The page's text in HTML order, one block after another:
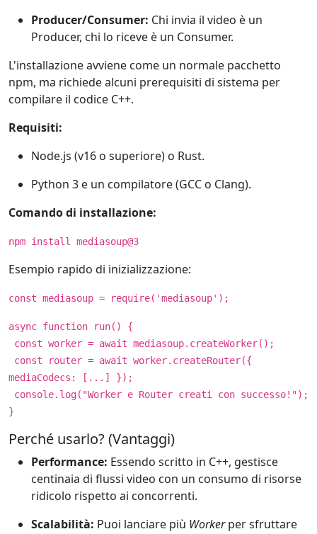
Producer/Consumer: Chi invia il video è un
Producer, chi lo riceve è un Consumer.
L'installazione avviene come un normale pacchetto
npm, ma richiede alcuni prerequisiti di sistema per
compilare il codice C++.
Requisiti:
Node.js (v16 o superiore) o Rust.
Python 3 e un compilatore (GCC o Clang).
Comando di installazione:
npm install mediasoup@3
Esempio rapido di inizializzazione:
const mediasoup = require('mediasoup');
async function run() {
const worker = await mediasoup.createWorker();
const router = await worker.createRouter({
mediaCodecs: [...] });
console.log("Worker e Router creati con successo!");
}
Perché usarlo? (Vantaggi)
Performance: Essendo scritto in C++, gestisce
centinaia di flussi video con un consumo di risorse
ridicolo rispetto ai concorrenti.
Scalabilità: Puoi lanciare più Workerper sfruttare